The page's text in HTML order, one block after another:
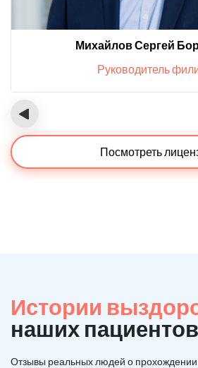
Михайлов Сергей
Руководитель
‹
Посмотреть
Истории
наших пациентов
Отзывы реальных людей о